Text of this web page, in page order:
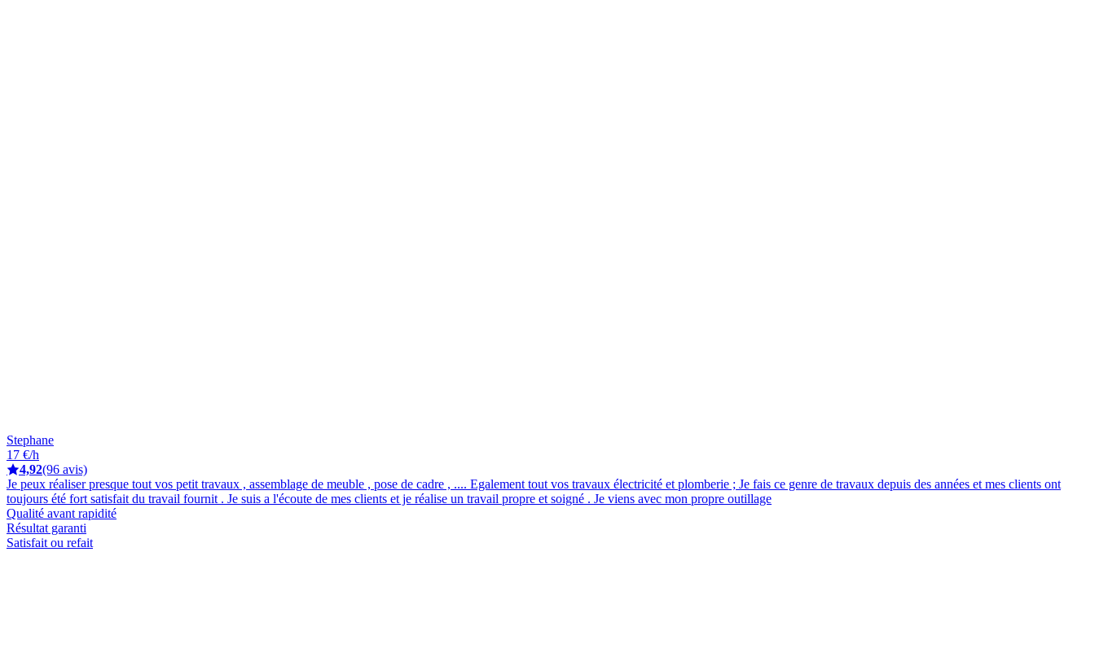
Stephane
17 €/h
4,92(96 avis)
Je peux réaliser presque tout vos petit travaux , assemblage de meuble , pose de cadre , .... Egalement tout vos travaux électricité et plomberie ; Je fais ce genre de travaux depuis des années et mes clients ont
toujours été fort satisfait du travail fournit . Je suis a l'écoute de mes clients et je réalise un travail propre et soigné . Je viens avec mon propre outillage
Qualité avant rapidité
Résultat garanti
Satisfait ou refait